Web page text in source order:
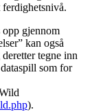
opp gjennom
kan også
tegne inn
som for
).